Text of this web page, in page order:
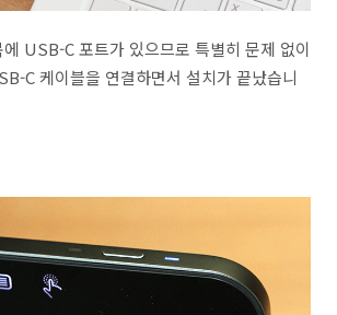
USB-C 포트가 있으므로 특별히 문제 없이
C 케이블을 연결하면서 설치가 끝났습니